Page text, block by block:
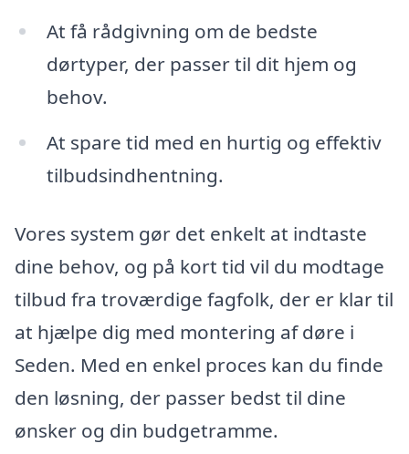
At få rådgivning om de bedste
dørtyper, der passer til dit hjem og
behov.
At spare tid med en hurtig og effektiv
tilbudsindhentning.
Vores system gør det enkelt at indtaste
dine behov, og på kort tid vil du modtage
tilbud fra troværdige fagfolk, der er klar til
at hjælpe dig med montering af døre i
Seden. Med en enkel proces kan du finde
den løsning, der passer bedst til dine
ønsker og din budgetramme.